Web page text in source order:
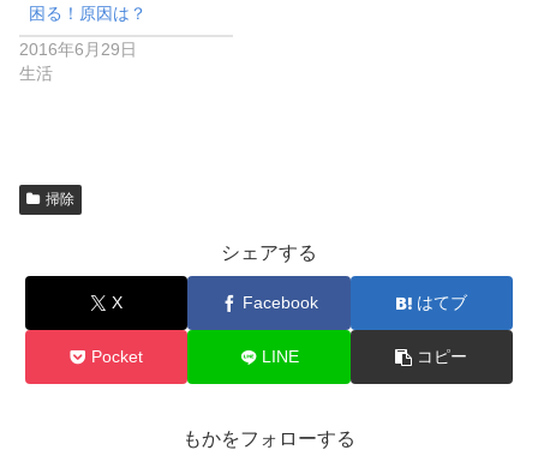
困る！原因は？
2016年6月29日
生活
掃除
シェアする
X Facebook はてブ
Pocket LINE コピー
もかをフォローする